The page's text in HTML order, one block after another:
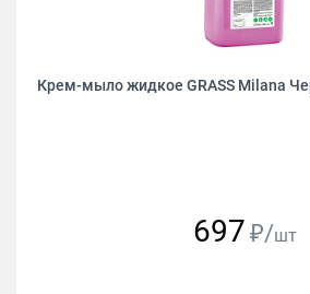
Крем-мыло жидкое GRASS Milana
697 ₽/шт